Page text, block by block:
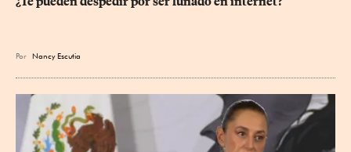
Por Nancy Escutia